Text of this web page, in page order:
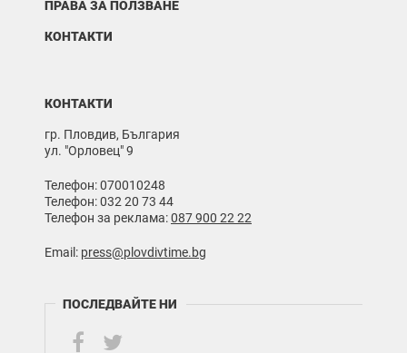
ПРАВА ЗА ПОЛЗВАНЕ
КОНТАКТИ
КОНТАКТИ
гр. Пловдив, България
ул. "Орловец" 9
Телефон: 070010248
Телефон: 032 20 73 44
Телефон за реклама:087 900 22 22
Email: press@plovdivtime.bg
ПОСЛЕДВАЙТЕ НИ